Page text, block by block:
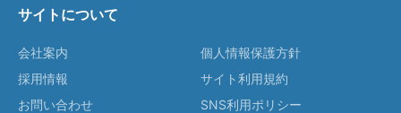
サイトについて
会社案内
採用情報
お問い合わせ
個人情報保護方針
サイト利用規約
SNS利用ポリシー